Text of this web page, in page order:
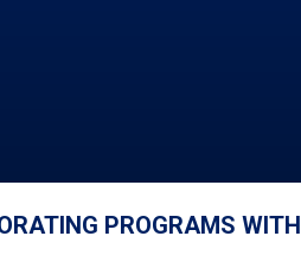
PROGRAMS WITH